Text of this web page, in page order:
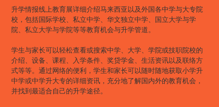
升学情报线上教育展详细介绍马来西亚以及外国各中学与大专院
校，包括国际学校、私立中学、华文独立中学、国立大学与学
院、私立大学与学院等等教育机会与升学管道。
学生与家长可以轻松查看或搜索中学、大学、学院或技职院校的
介绍、设备、课程、入学条件、奖贷学金、生活资讯以及联络方
式等等。通过网络的便利，学生和家长可以随时随地获取小学升
中学或中学升大专的详细资讯，充分地了解国内外的教育机会，
并找到最适合自己的升学途径。